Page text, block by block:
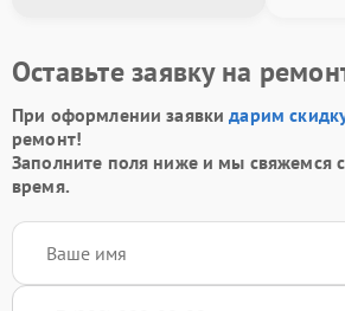
Оставьте заявку на
При оформлении заявкидарим
ремонт!
Заполните поля ниже и мы свяжемся
время.